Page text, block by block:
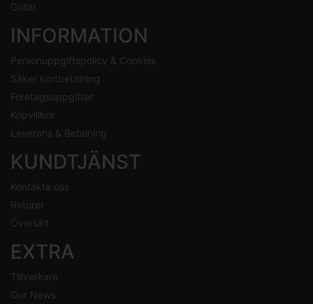
Grillar
INFORMATION
Personuppgiftspolicy & Cookies
Säker kortbetalning
Företagsuppgifter
Köpvillkor
Leverans & Betalning
KUNDTJÄNST
Kontakta oss
Returer
Översikt
EXTRA
Tillverkare
Our News